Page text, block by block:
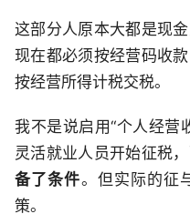
这部分人原本大都是现
现在都必须按经营码收
按经营所得计税交税。
我不是说启用“个人经营
灵活就业人员开始征税
备了条件。但实际的征
策。